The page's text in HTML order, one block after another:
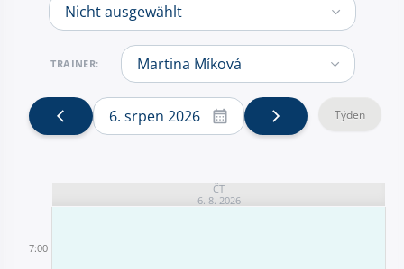
TRAINER:
Týden
6. srpen 2026
ČT
6. 8. 2026
7:00